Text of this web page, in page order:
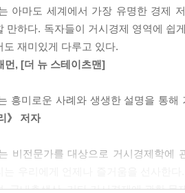
족인가 공급의 부족인가(181쪽)
책에 다른 영향을 미칠까요?
문입니다.
정책을 지지하는 분명한 논거가 됩
들을 더 행복하게 해줄 수 있습니다.
해야 한다는 사실입니다. 당신도 이미
신은 경제학의 반만 아는 것이라고 말
해서는 거시경제라는 보다 큰 관점이
를 책임져보라고요?
서트(The Undercover Economist)
제학자라면(The Undercover
하는 자리에 선 독자들에게 중요한
아마도 세계에서 가장 유명한 경제
만하다. 독자들이 거시경제 영역에 쉽
도 재미있게 다루고 있다.
먼, [더 뉴 스테이츠맨]
흥미로운 사례와 생생한 설명을 통
》 저자
비전문가를 대상으로 거시경제학에
, 국내총생산, 기타 거시경제에 관한